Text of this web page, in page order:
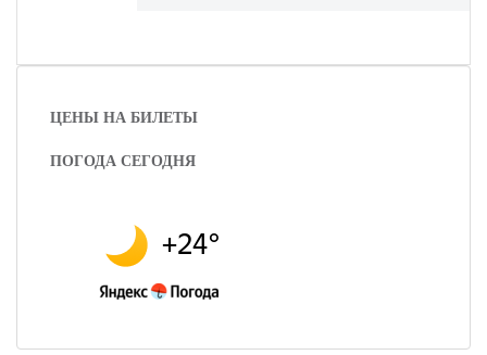
ЦЕНЫ НА БИЛЕТЫ
ПОГОДА СЕГОДНЯ